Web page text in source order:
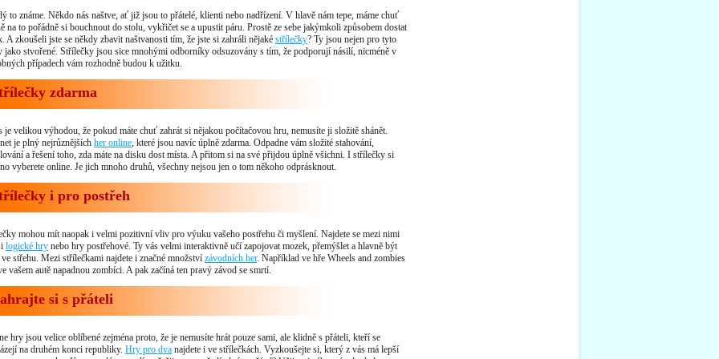
to známe. Někdo nás naštve, ať již jsou to přátelé, klienti nebo nadřízení. V hlavě nám tepe, máme chuť
na to pořádně si bouchnout do stolu, vykřičet se a upustit páru. Prostě ze sebe jakýmkoli způsobem dostat
A zkoušeli jste se někdy zbavit naštvanosti tím, že jste si zahráli nějaké střílečky? Ty jsou nejen pro tyto
jako stvořené. Střílečky jsou sice mnohými odborníky odsuzovány s tím, že podporují násilí, nicméně v
případech vám rozhodně budou k užitku.
zdarma
je velikou výhodou, že pokud máte chuť zahrát si nějakou počítačovou hru, nemusíte ji složitě shánět.
je plný nejrůznějších her online, které jsou navíc úplně zdarma. Odpadne vám složité stahování,
a řešení toho, zda máte na disku dost místa. A přitom si na své přijdou úplně všichni. I střílečky si
vyberete online. Je jich mnoho druhů, všechny nejsou jen o tom někoho odprásknout.
i pro postřeh
mohou mít naopak i velmi pozitivní vliv pro výuku vašeho postřehu či myšlení. Najdete se mezi nimi
logické hry nebo hry postřehové. Ty vás velmi interaktivně učí zapojovat mozek, přemýšlet a hlavně být
ve střehu. Mezi střílečkami najdete i značné množství závodních her. Například ve hře Wheels and zombies
vašem autě napadnou zombíci. A pak začíná ten pravý závod se smrtí.
si s přáteli
hry jsou velice oblíbené zejména proto, že je nemusíte hrát pouze sami, ale klidně s přáteli, kteří se
na druhém konci republiky. Hry pro dva najdete i ve střílečkách. Vyzkoušejte si, který z vás má lepší